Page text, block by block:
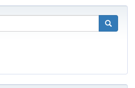
Search